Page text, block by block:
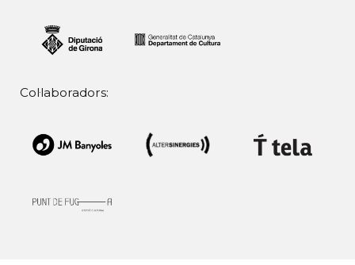
Col·laboradors: